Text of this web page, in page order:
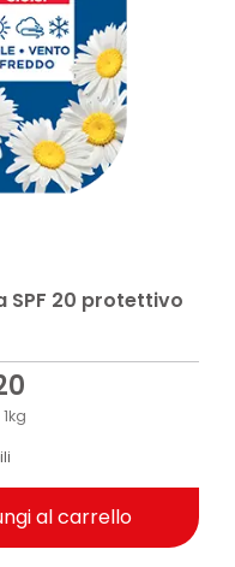
SPF 20 protettivo
al carrello